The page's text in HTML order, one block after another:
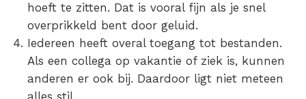
hoeft te zitten. Dat is vooral fijn als je snel
overprikkeld bent door geluid.
Iedereen heeft overal toegang tot bestanden.
Als een collega op vakantie of ziek is, kunnen
anderen er ook bij. Daardoor ligt niet meteen